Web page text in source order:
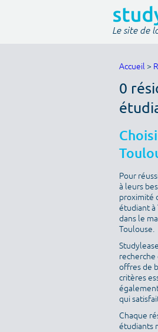
Le site de
Accueil >
0
Pour
à leurs
proximité
étudiant à
dans le
Toulouse.
offres de
critères
qui
Chaque
étudiants